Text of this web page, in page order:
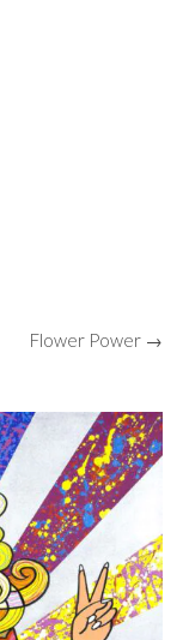
Flower Power →